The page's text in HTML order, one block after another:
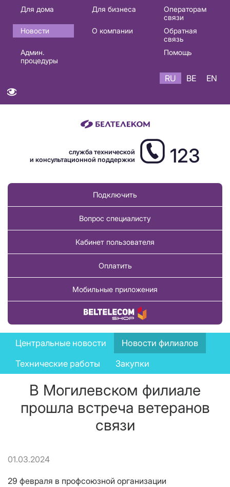
Основная
навигация
RU
Для дома Для бизнеса
Операторам
связи
Новости
О компании
Обратная
связь
Админ.
процедуры
Помощь
RU BE EN
служба технической
и консультационной поддержки
123
Подключить
Вопрос специалисту
Кабинет пользователя
Оплатить
Мобильные приложения
Купить товар
News
menu
Центральные новости
Новости филиалов
Технические работы
Закупки
В Могилевском филиале
прошла встреча ветеранов
связи
01.03.2024
29 февраля в профсоюзной организации